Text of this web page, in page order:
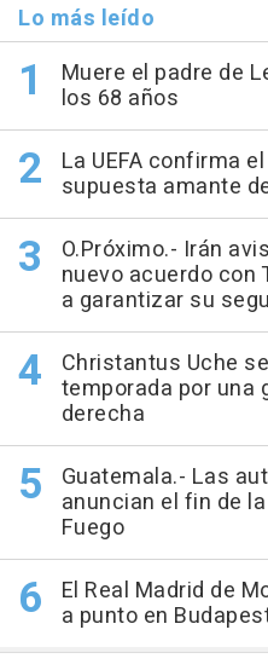
Lo más leído
Muere el padre de
los 68 años
La UEFA confirma
supuesta amante
O.Próximo.- Irán
nuevo acuerdo con
a garantizar su
Christantus Uche
temporada por una
derecha
Guatemala.- Las
anuncian el fin de
Fuego
El Real Madrid de
a punto en